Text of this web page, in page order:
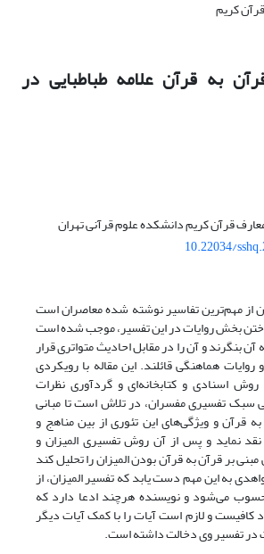
به قرآن علامه طباطبایی در
قرآن کریم دانشکده علوم قرآنی تهران
10.22034/
از مهم‌ترین تفاسیر نوشته شده معاصران است
بخش روایات در این تفسیر، موجب شده است
آن بنگرند و آن را در مقابل احادیث متواتری قرار
هماهنگی قائلند. این مقاله با رویکردی
روش اسنادی و کتابخانه‌ای و گردآوری نظرات
سبک تفسیری مفسران، در تلاش است تا مبانی
قرآن و ویژگی‌های این تئوری از بین مناهج و
نماید و پس از آن روش تفسیری المیزان و
مبنی بر قرآن به قرآن بودن المیزان را تحلیل کند
به این مهم دست یابد که تفسیر المیزان، از
می‌شود و نویسنده هرچند ادعا دارد که
کافیست و لازم است آیات را با کمک آیات دیگر
در تفسیر وی دخالت داشته است.